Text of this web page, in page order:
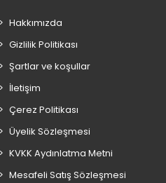
Hakkımızda
Gizlilik Politikası
Şartlar ve koşullar
İletişim
Çerez Politikası
Üyelik Sözleşmesi
KVKK Aydınlatma Metni
Mesafeli Satış Sözleşmesi